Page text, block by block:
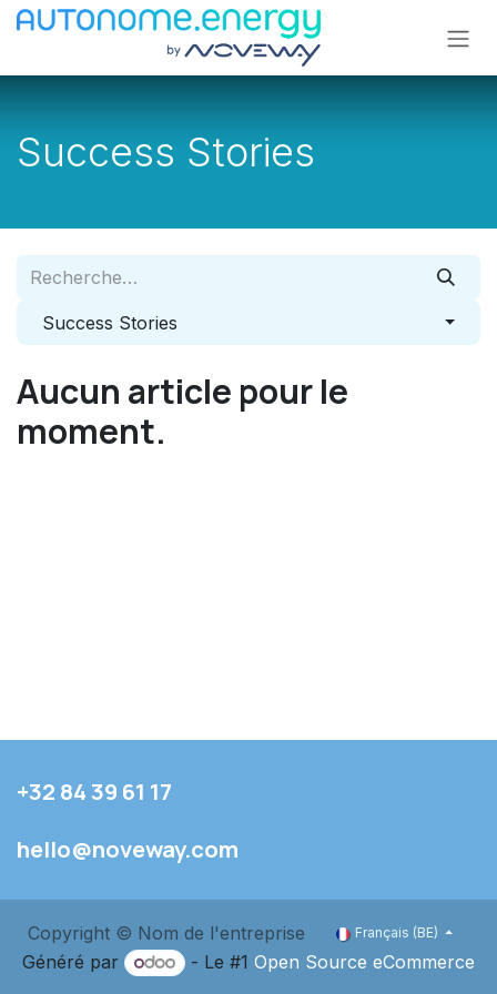
Se rendre au contenu
Success Stories
Success Stories
Aucun article pour le
moment.
+32 84 39 61 17
hello@noveway.com
Copyright © Nom de l'entreprise Français (BE)
Généré par - Le #1 Open Source eCommerce